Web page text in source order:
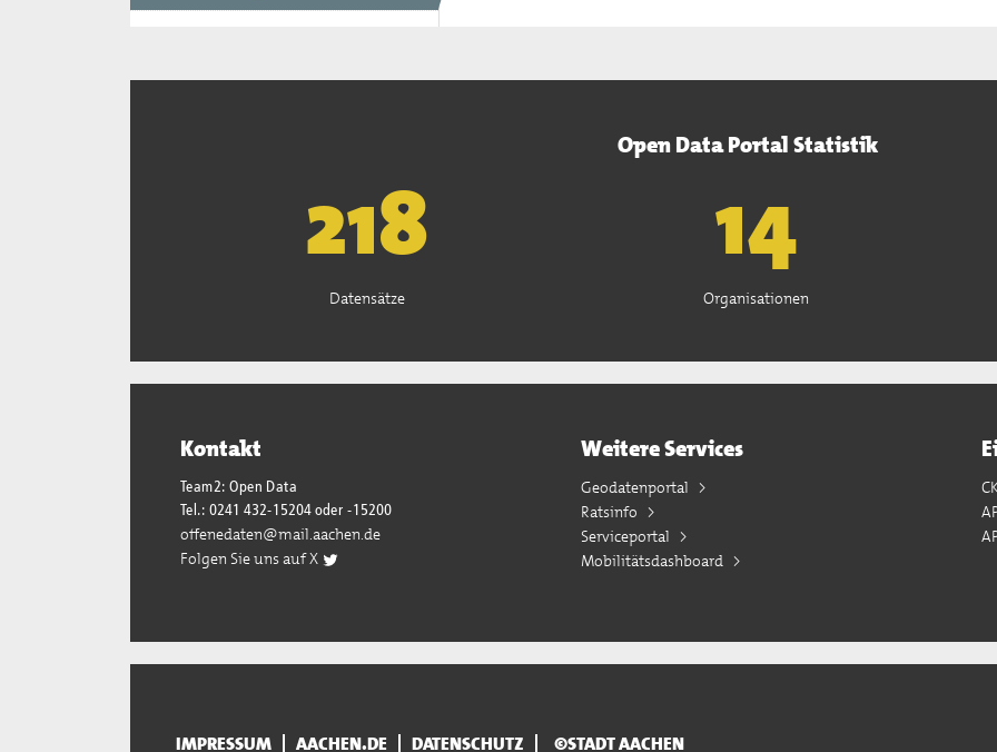
Open Data Portal Statistik
221
Datensätze
15
Organisationen
Kontakt
Team2: Open Data
Tel.: 0241 432-15204 oder -15200
offenedaten@mail.aachen.de
Folgen Sie uns auf X
Weitere Services
Geodatenportal
Ratsinfo
Serviceportal
Mobilitätsdashboard
IMPRESSUM AACHEN.DE DATENSCHUTZ ©STADT AACHEN